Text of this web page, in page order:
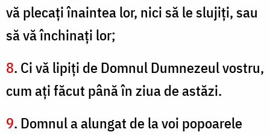
vă plecaţi înaintea lor, nici să le slujiţi, sau
să vă închinaţi lor;
8. Ci vă lipiţi de Domnul Dumnezeul vostru,
cum aţi făcut până în ziua de astăzi.
9. Domnul a alungat de la voi popoarele